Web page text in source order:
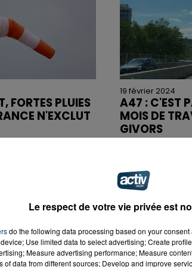
FORTES PLUIES
N'EXCLUT
19 février 2024
A47 : C'EST
MOIS DE
GIVORS
22 janvier 2024
Le respect de votre vie privée est
do the following data processing based on your
Use limited data to select advertising; Create
Measure advertising performance; Measure
of data from different sources; Develop and improve